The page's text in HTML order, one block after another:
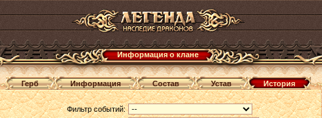
Информация о клане
Герб Информация Состав Устав История
Фильтр событий: